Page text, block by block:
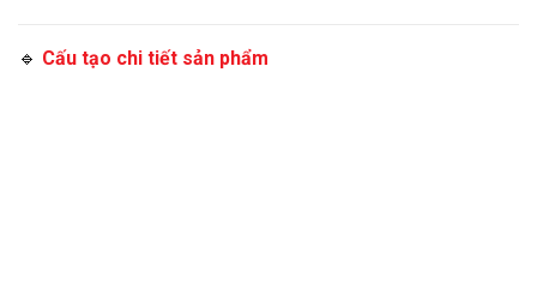
🔹 Cấu tạo chi tiết sản phẩm